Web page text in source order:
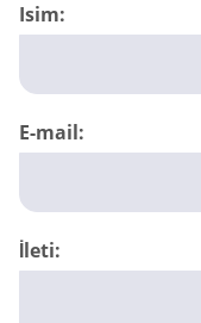
Isim:
E-mail:
İleti: